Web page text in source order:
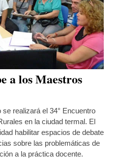
a los Maestros
realizará el 34° Encuentro
en la ciudad termal. El
habilitar espacios de debate
sobre las problemáticas de
a la práctica docente.